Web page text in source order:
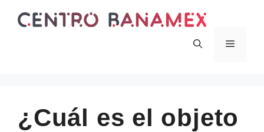
Menu
¿Cuál es el objeto